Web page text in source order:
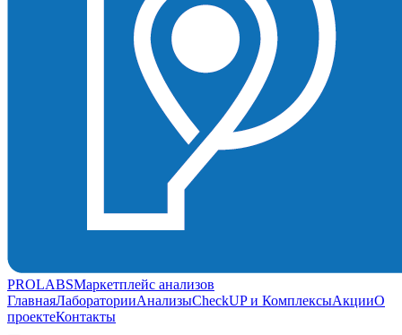
PROLABSМаркетплейс анализов
ГлавнаяЛабораторииАнализыCheckUP и КомплексыАкцииО
проектеКонтакты